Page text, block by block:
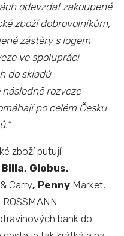
odevzdat zakoupené
zboží dobrovolníkům,
zástěry s logem
ve spolupráci
do skladů
rozveze
po celém Česku
zboží putují
Globus,
Carry, Penny Market,
bank do